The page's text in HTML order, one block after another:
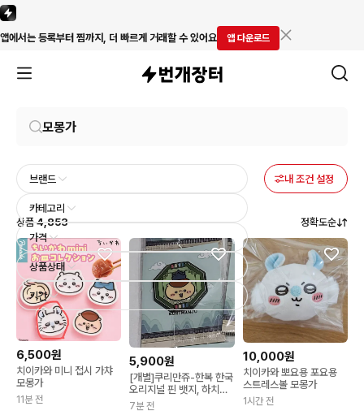
앱에서는 등록부터 찜까지, 더 빠르게 거래할 수 있어요 앱 다운로드
브랜드
카테고리
가격
상품상태
기간
내 조건 설정
상품 4,853 정확도순
6,500원
치이카와 미니 접시 가챠
모몽가
11분 전
5,900원
[개별]쿠리만쥬-한복 한국
오리지널 핀 뱃지, 하치와
레우사기치이카와모몽가
7분 전
10,000원
치이카와 뽀요용 포요용
스트레스볼 모몽가
1시간 전